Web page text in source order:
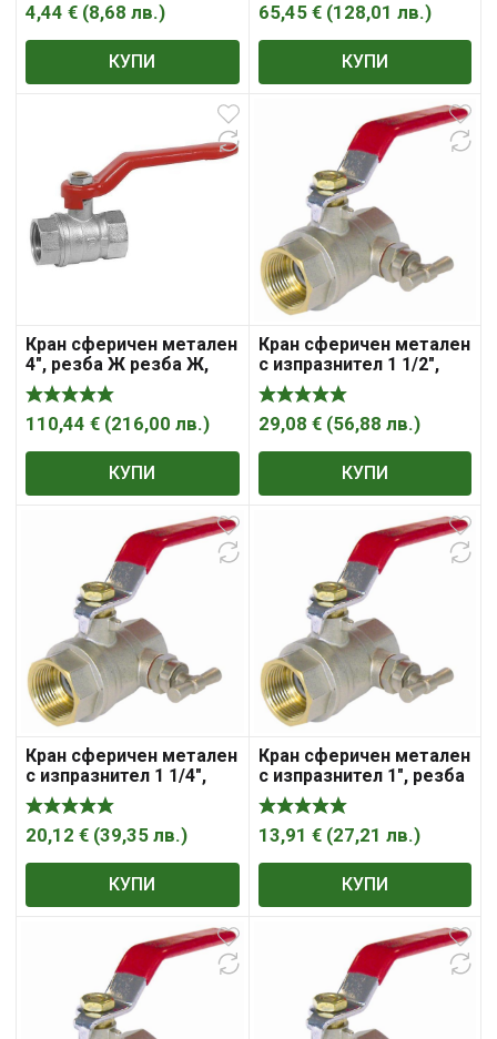
4,44 € (8,68 лв.)
КУПИ
65,45 € (128,01 лв.)
КУПИ
Кран сферичен метален
4″, резба Ж резба Ж,
Sferaco , „Syveco“
110,44 € (216,00 лв.)
КУПИ
Кран сферичен метален
с изпразнител 1 1/2″,
резба Ж резба Ж,
Sferaco , „Syveco“
29,08 € (56,88 лв.)
КУПИ
Кран сферичен метален
с изпразнител 1 1/4″,
резба Ж резба Ж,
Sferaco , „Syveco“
20,12 € (39,35 лв.)
КУПИ
Кран сферичен метален
с изпразнител 1″, резба
Ж резба Ж, Sferaco ,
„Syveco“
13,91 € (27,21 лв.)
КУПИ